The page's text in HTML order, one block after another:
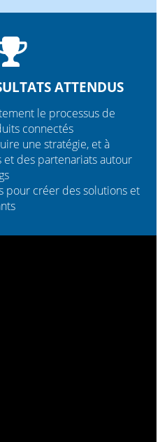
ATTENDUS
le processus de
connectés
une stratégie, et à
des partenariats autour
pour créer des solutions et